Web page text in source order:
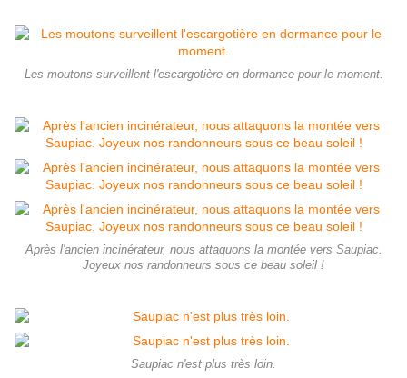
Les moutons surveillent l'escargotière en dormance pour le moment.
Après l'ancien incinérateur, nous attaquons la montée vers Saupiac.
Joyeux nos randonneurs sous ce beau soleil !
Saupiac n'est plus très loin.